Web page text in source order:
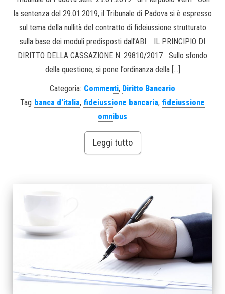
la sentenza del 29.01.2019, il Tribunale di Padova si è espresso
sul tema della nullità del contratto di fideiussione strutturato
sulla base dei moduli predisposti dall’ABI. IL PRINCIPIO DI
DIRITTO DELLA CASSAZIONE N. 29810/2017 Sullo sfondo
della questione, si pone l’ordinanza della […]
Categoria: Commenti, Diritto Bancario
Tag banca d'italia, fideiussione bancaria, fideiussione
omnibus
Leggi tutto